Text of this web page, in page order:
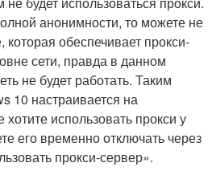
анонимности, то можете не
которая обеспечивает прокси-
сети, правда в данном
не будет работать. Таким
10 настраивается на
использовать прокси у
его временно отключать через
прокси-сервер».